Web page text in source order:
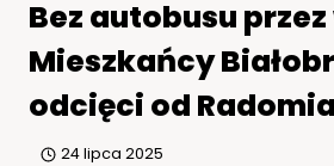
Bez autobusu
Mieszkańcy
odcięci od Radomia
24 lipca 2025